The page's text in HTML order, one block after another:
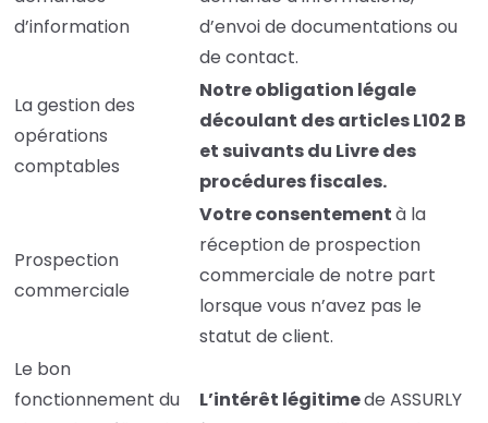
d’information
d’envoi de documentations ou
de contact.
La gestion des
opérations
comptables
Notre obligation légale
découlant des articles L102 B
et suivants du Livre des
procédures fiscales.
Prospection
commerciale
Votre consentementà la
réception de prospection
commerciale de notre part
lorsque vous n’avez pas le
statut de client.
Le bon
fonctionnement du
L’intérêt légitimede ASSURLY